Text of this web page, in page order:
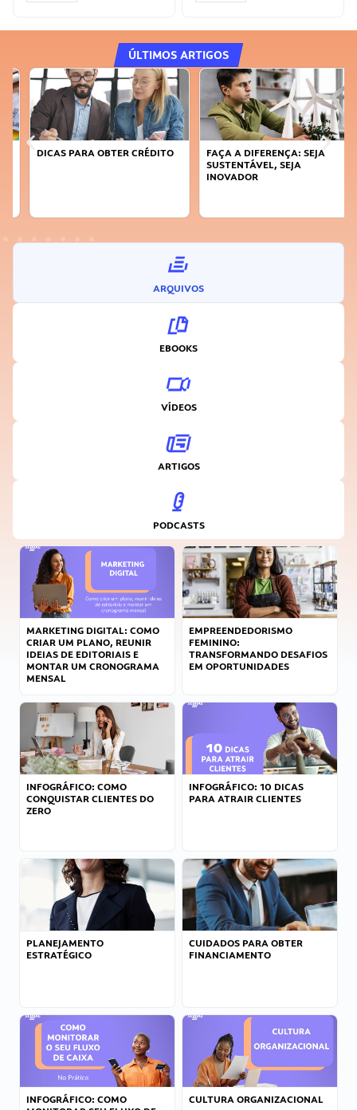
ÚLTIMOS ARTIGOS
DICAS PARA OBTER CRÉDITO
FAÇA A DIFERENÇA: SEJA
SUSTENTÁVEL, SEJA
INOVADOR
ARQUIVOS
EBOOKS
VÍDEOS
ARTIGOS
PODCASTS
MARKETING DIGITAL: COMO
CRIAR UM PLANO, REUNIR
IDEIAS DE EDITORIAIS E
MONTAR UM CRONOGRAMA
MENSAL
EMPREENDEDORISMO
FEMININO:
TRANSFORMANDO DESAFIOS
EM OPORTUNIDADES
INFOGRÁFICO: COMO
CONQUISTAR CLIENTES DO
ZERO
INFOGRÁFICO: 10 DICAS
PARA ATRAIR CLIENTES
PLANEJAMENTO
ESTRATÉGICO
CUIDADOS PARA OBTER
FINANCIAMENTO
INFOGRÁFICO: COMO
CULTURA ORGANIZACIONAL